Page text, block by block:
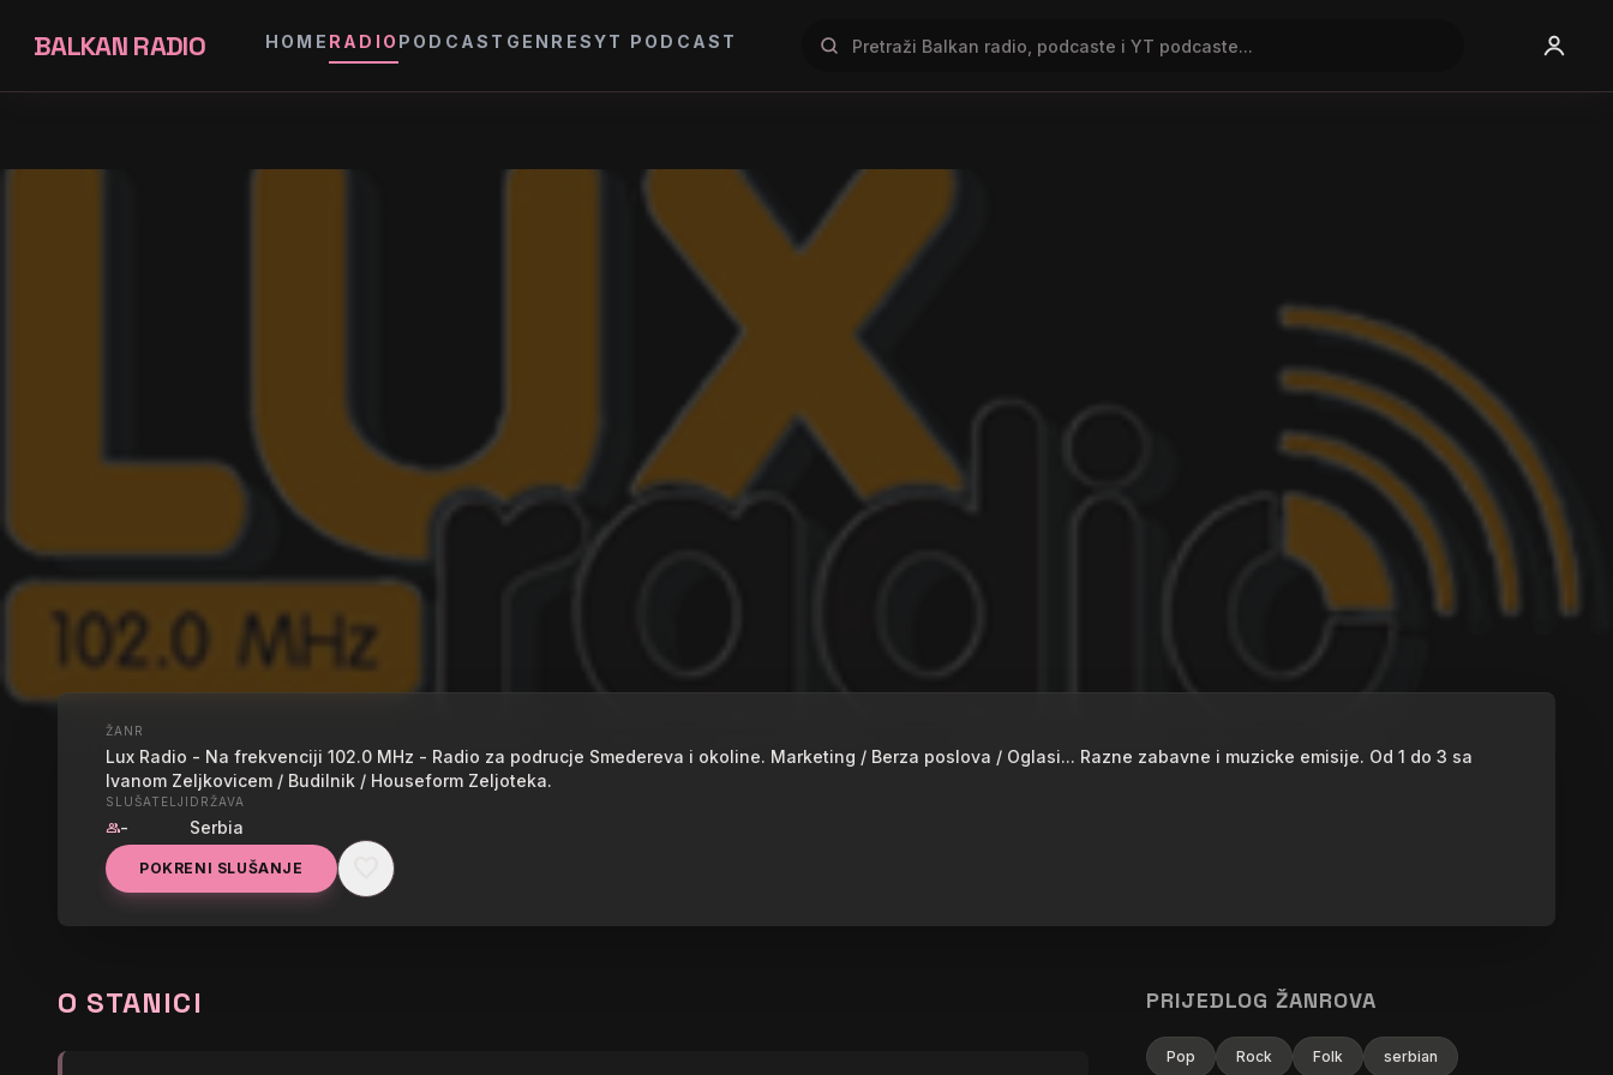
BALKAN RADIO HOME RADIO PODCAST GENRESYT PODCAST
UŽIVO
LUX NAXI RADIO
graphic_eqNo song info right now
ŽANR
Lux Radio - Na frekvenciji 102.0 MHz - Radio za podrucje Smedereva i okoline. Marketing / Berza poslova / Oglasi... Razne zabavne i muzicke emisije. Od 1 do 3 sa
Ivanom Zeljkovicem / Budilnik / Houseform Zeljoteka.
SLUŠATELJI
group-
DRŽAVA
Serbia
POKRENI SLUŠANJE
O STANICI PRIJEDLOG ŽANROVA
Pop Rock Folk serbian